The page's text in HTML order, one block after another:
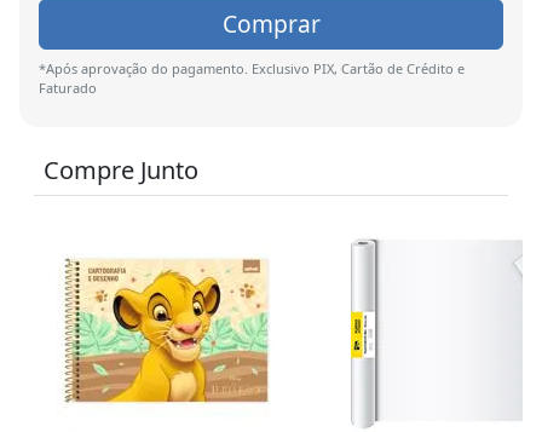
Comprar
*Após aprovação do pagamento. Exclusivo PIX, Cartão de Crédito e
Faturado
Compre Junto